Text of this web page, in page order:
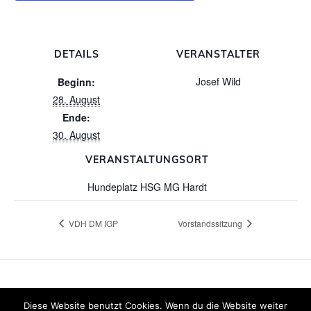
DETAILS
Beginn:
28. August
Ende:
30. August
VERANSTALTUNGSORT
Hundeplatz HSG MG Hardt
VERANSTALTER
Josef Wild
VDH DM IGP Vorstandssitzung
Diese Website benutzt Cookies. Wenn du die Website weiter